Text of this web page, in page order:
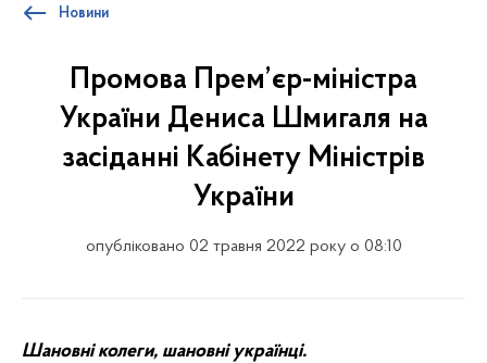
Новини
Промова Прем’єр-міністра
України Дениса Шмигаля на
засіданні Кабінету Міністрів
України
опубліковано 02 травня 2022 року о 08:10
Шановні колеги, шановні українці.